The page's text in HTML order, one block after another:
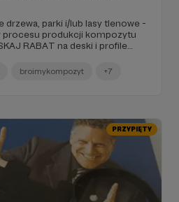
drzewa, parki i/lub lasy tlenowe -
RABAT na deski i profile
broimykompozyt +7
PRZYPIĘTY